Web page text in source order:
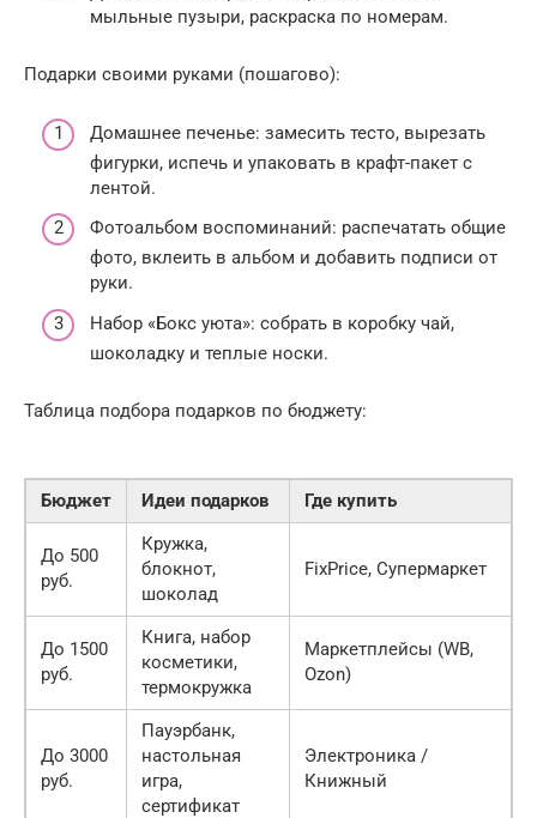
мыльные пузыри, раскраска по номерам.
Подарки своими руками (пошагово):
Домашнее печенье: замесить тесто, вырезать
фигурки, испечь и упаковать в крафт-пакет с
лентой.
Фотоальбом воспоминаний: распечатать общие
фото, вклеить в альбом и добавить подписи от
руки.
Набор «Бокс уюта»: собрать в коробку чай,
шоколадку и теплые носки.
Таблица подбора подарков по бюджету:
Бюджет Идеи подарков Где купить
До 500
руб.
Кружка,
блокнот,
шоколад
FixPrice, Супермаркет
До 1500
руб.
Книга, набор
косметики,
термокружка
Маркетплейсы (WB,
Ozon)
До 3000
руб.
Пауэрбанк,
настольная
игра,
сертификат
Электроника /
Книжный